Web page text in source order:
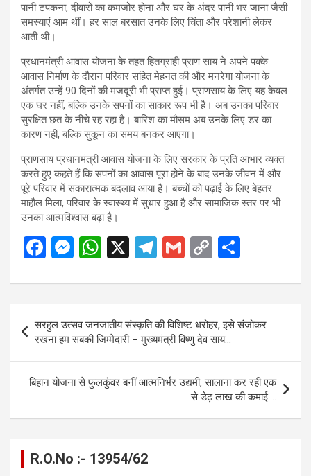
पानी टपकना, दीवारों का कमजोर होना और घर के अंदर पानी भर जाना जैसी
समस्याएं आम थीं। हर साल बरसात उनके लिए चिंता और परेशानी लेकर
आती थी।
प्रधानमंत्री आवास योजना के तहत हितग्राही प्राण साय ने अपने पक्के
आवास निर्माण के दौरान परिवार सहित मेहनत की और मनरेगा योजना के
अंतर्गत उन्हें 90 दिनों की मजदूरी भी प्राप्त हुई। प्राणसाय के लिए यह केवल
एक घर नहीं, बल्कि उनके सपनों का साकार रूप भी है। अब उनका परिवार
सुरक्षित छत के नीचे रह रहा है। बारिश का मौसम अब उनके लिए डर का
कारण नहीं, बल्कि सुकून का समय बनकर आएगा।
प्राणसाय प्रधानमंत्री आवास योजना के लिए सरकार के प्रति आभार व्यक्त
करते हुए कहते हैं कि सपनों का आवास पूरा होने के बाद उनके जीवन में और
पूरे परिवार में सकारात्मक बदलाव आया है। बच्चों को पढ़ाई के लिए बेहतर
माहौल मिला, परिवार के स्वास्थ्य में सुधार हुआ है और सामाजिक स्तर पर भी
उनका आत्मविश्वास बढ़ा है।
F
ce
o
o
k
M
se
g
er
W
at
s
A
p
p
X
T
e
gr
a
m
G
ail
C
py
n
k
ar
e
navigation
सरहुल उत्सव जनजातीय संस्कृति की विशिष्ट धरोहर, इसे संजोकर
रखना हम सबकी जिम्मेदारी – मुख्यमंत्री विष्णु देव साय…
बिहान योजना से फुलकुंवर बनीं आत्मनिर्भर उद्यमी, सालाना कर रही एक
से डेढ़ लाख की कमाई….
R.O.No :- 13954/62